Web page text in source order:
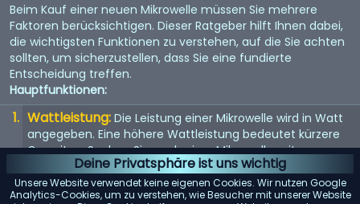
Deine Privatsphäre ist uns wichtig
Unsere Website verwendet keine eigenen Cookies. Wir nutzen Google
Analytics-Cookies, um zu verstehen, wie Besucher mit unserer Website
Beim Kauf einer neuen Mikrowelle müssen Sie mehrere
Faktoren berücksichtigen. Dieser Ratgeber hilft Ihnen dabei,
die wichtigsten Funktionen zu verstehen, auf die Sie achten
sollten, um sicherzustellen, dass Sie eine fundierte
Entscheidung treffen.
Hauptfunktionen:
Wattleistung: Die Leistung einer Mikrowelle wird in Watt
angegeben. Eine höhere Wattleistung bedeutet kürzere
Garzeiten. Suchen Sie nach einer Mikrowelle mit
mindestens 1000 Watt.
Größe und Kapazität: Berücksichtigen Sie die Größe der